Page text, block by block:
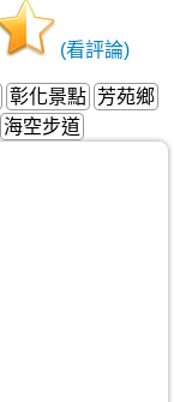
(看評論)
彰化景點 芳苑鄉
海空步道